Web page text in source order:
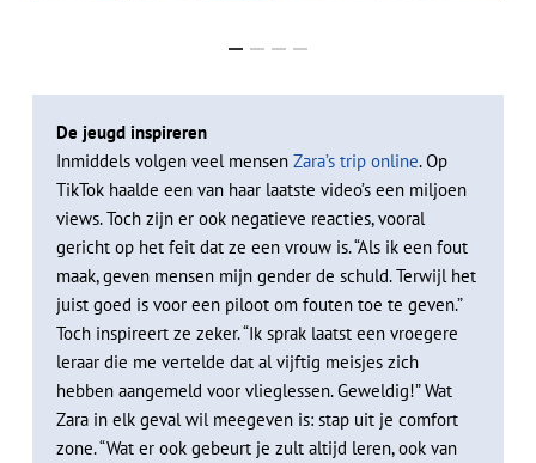
De jeugd inspireren
Inmiddels volgen veel mensen Zara’s trip online. Op
TikTok haalde een van haar laatste video’s een miljoen
views. Toch zijn er ook negatieve reacties, vooral
gericht op het feit dat ze een vrouw is. “Als ik een fout
maak, geven mensen mijn gender de schuld. Terwijl het
juist goed is voor een piloot om fouten toe te geven.”
Toch inspireert ze zeker. “Ik sprak laatst een vroegere
leraar die me vertelde dat al vijftig meisjes zich
hebben aangemeld voor vlieglessen. Geweldig!” Wat
Zara in elk geval wil meegeven is: stap uit je comfort
zone. “Wat er ook gebeurt je zult altijd leren, ook van